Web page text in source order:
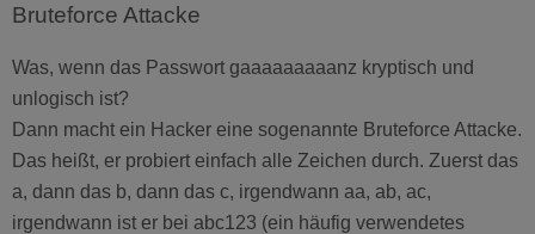
Bruteforce Attacke
Was, wenn das Passwort gaaaaaaaaanz kryptisch und
unlogisch ist?
Dann macht ein Hacker eine sogenannte Bruteforce Attacke.
Das heißt, er probiert einfach alle Zeichen durch. Zuerst das
a, dann das b, dann das c, irgendwann aa, ab, ac,
irgendwann ist er bei abc123 (ein häufig verwendetes